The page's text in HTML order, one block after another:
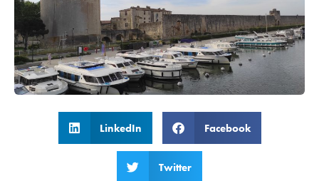
LinkedIn Facebook
Twitter